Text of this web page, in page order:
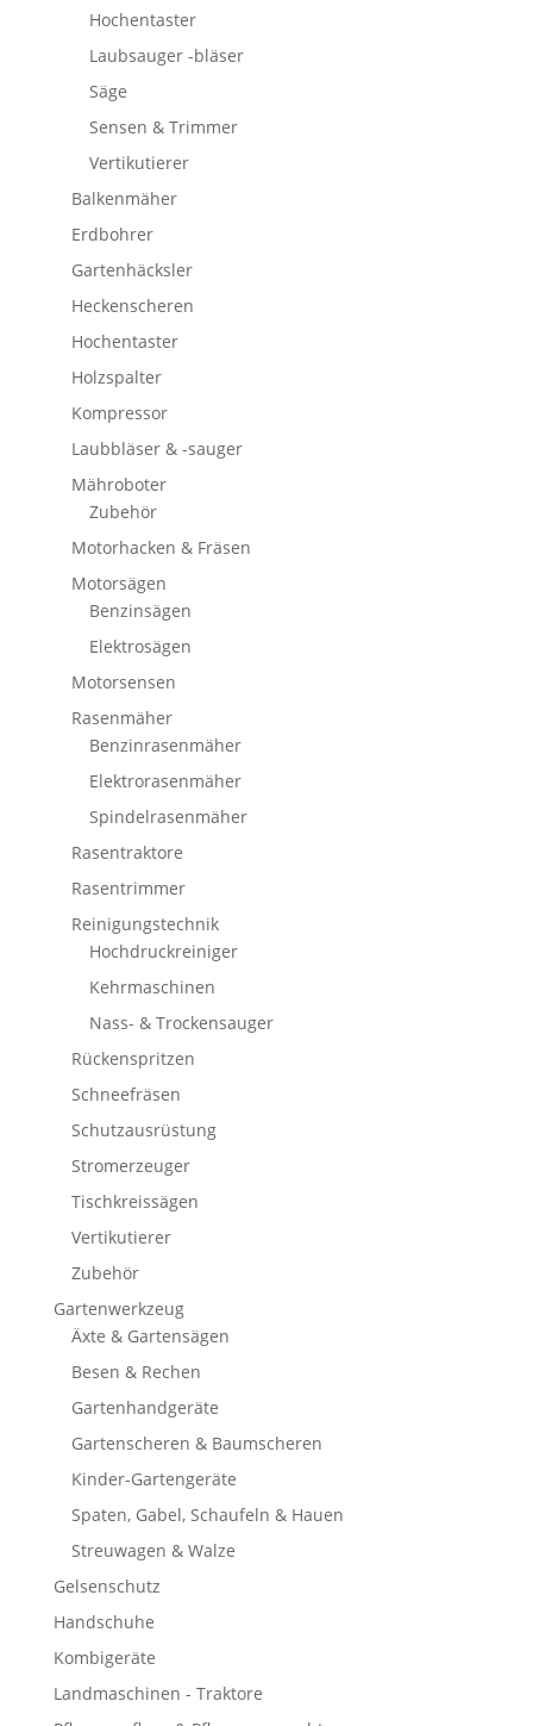
Hochentaster
Laubsauger -bläser
Säge
Sensen & Trimmer
Vertikutierer
Balkenmäher
Erdbohrer
Gartenhäcksler
Heckenscheren
Hochentaster
Holzspalter
Kompressor
Laubbläser & -sauger
Mähroboter
Zubehör
Motorhacken & Fräsen
Motorsägen
Benzinsägen
Elektrosägen
Motorsensen
Rasenmäher
Benzinrasenmäher
Elektrorasenmäher
Spindelrasenmäher
Rasentraktore
Rasentrimmer
Reinigungstechnik
Hochdruckreiniger
Kehrmaschinen
Nass- & Trockensauger
Rückenspritzen
Schneefräsen
Schutzausrüstung
Stromerzeuger
Tischkreissägen
Vertikutierer
Zubehör
Gartenwerkzeug
Äxte & Gartensägen
Besen & Rechen
Gartenhandgeräte
Gartenscheren & Baumscheren
Kinder-Gartengeräte
Spaten, Gabel, Schaufeln & Hauen
Streuwagen & Walze
Gelsenschutz
Handschuhe
Kombigeräte
Landmaschinen - Traktore